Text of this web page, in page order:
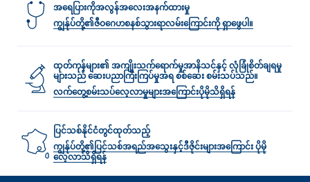
အရေပြားကိုအလွန်အလေးအနက်ထားမှု
ကျွန်ုပ်တို့၏ဇီဝဂေဟစနစ်သွားရာလမ်း‌ကြောင်းကို ရှာဖွေပါ။
ထုတ်ကုန်များ၏ အကျိုးသက်ရောက်မှုအာနိသင်နှင့် လုံခြုံစိတ်ချရမှု
များသည် ဆေးပညာကြီးကြပ်မှုအရ စစ်ဆေး စမ်းသပ်သည်။
လက်တွေ့စမ်းသပ်လေ့လာမှုများအ‌‌‌ကြောင်းပိုမိုသိရှိရန်
ပြင်သစ်နိုင်ငံတွင်ထုတ်သည့်
ကျွန်ုပ်တို့၏ပြင်သစ်အရည်အသွေးနှင့်ဒီဇိုင်းများအကြောင်း ပိုမို
လေ့လာသိရှိရန်